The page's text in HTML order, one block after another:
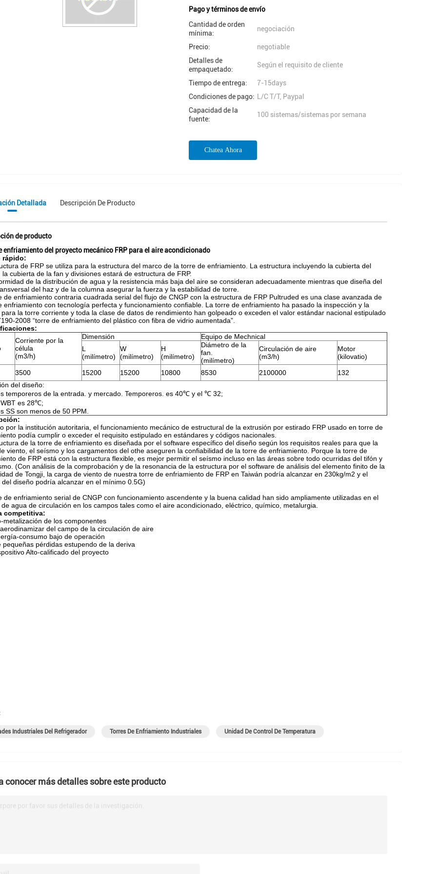
Pago y términos de envío
Cantidad de orden
mínima:
negociación
Precio:
negotiable
Detalles de
empaquetado:
Según el requisito de cliente
Tiempo de entrega:
7-15days
Condiciones de pago:
L/C T/T, Paypal
Capacidad de la
fuente:
100 sistemas/sistemas por semana
Chatea Ahora
Detallada Descripción De Producto
de producto
enfriamiento del proyecto mecánico FRP para el aire acondicionado
rápido:
de FRP se utiliza para la estructura del marco de la torre de enfriamiento. La estructura incluyendo la cubierta del
la cubierta de la fan y divisiones estará de estructura de FRP.
de la distribución de agua y la resistencia más baja del aire se consideran adecuadamente mientras que diseña del
del haz y de la columna asegurar la fuerza y la estabilidad de torre.
de enfriamiento contraria cuadrada serial del flujo de CNGP con la estructura de FRP Pultruded es una clase avanzada de
enfriamiento con tecnología perfecta y funcionamiento confiable. La torre de enfriamiento ha pasado la inspección y la
la torre corriente y toda la clase de datos de rendimiento han golpeado o exceden el valor estándar nacional estipulado
2008 “torre de enfriamiento del plástico con fibra de vidrio aumentada”.
Corriente por la
célula
(m3/h)
Dimensión
Equipo de Mechnical
L
(milímetro)
W
(milímetro)
H
(milímetro)
Diámetro de la
fan.
(milímetro)
Circulación de aire
(m3/h)
Motor
(kilovatio)
3500 15200 15200 10800 8530 2100000
132
del diseño:
temporeros de la entrada. y mercado. Temporeros. es 40℃ y el ℃ 32;
es 28℃;
SS son menos de 50 PPM.
por la institución autoritaria, el funcionamiento mecánico de estructural de la extrusión por estirado FRP usado en torre de
podía cumplir o exceder el requisito estipulado en estándares y códigos nacionales.
de la torre de enfriamiento es diseñada por el software específico del diseño según los requisitos reales para que la
viento, el seísmo y los cargamentos del othe aseguren la confiabilidad de la torre de enfriamiento. Porque la torre de
de FRP está con la estructura flexible, es mejor permitir el seísmo incluso en las áreas sobre todo ocurridas del tifón y
(Con análisis de la comprobación y de la resonancia de la estructura por el software de análisis del elemento finito de la
de Tongji, la carga de viento de nuestra torre de enfriamiento de FRP en Taiwán podría alcanzar en 230kg/m2 y el
del diseño podría alcanzar en el mínimo 0.5G)
de enfriamiento serial de CNGP con funcionamiento ascendente y la buena calidad han sido ampliamente utilizadas en el
agua de circulación en los campos tales como el aire acondicionado, eléctrico, químico, metalurgia.
competitiva:
metalización de los componentes
del campo de la circulación de aire
consumo bajo de operación
pequeñas pérdidas estupendo de la deriva
Alto-calificado del proyecto
Industriales Del Refrigerador Torres De Enfriamiento Industriales Unidad De Control De Temperatura
conocer más detalles sobre este producto
por favor sus detalles de la investigación.